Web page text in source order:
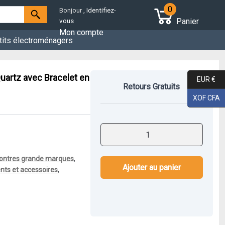
Bonjour , Identifiez-
vous
Mon compte
0
Panier
électroménagers
avec Bracelet en
grande marques,
et accessoires,
Retours Gratuits
Fossil
Homme
Ajouter au panier
EUR €
XOF CFA